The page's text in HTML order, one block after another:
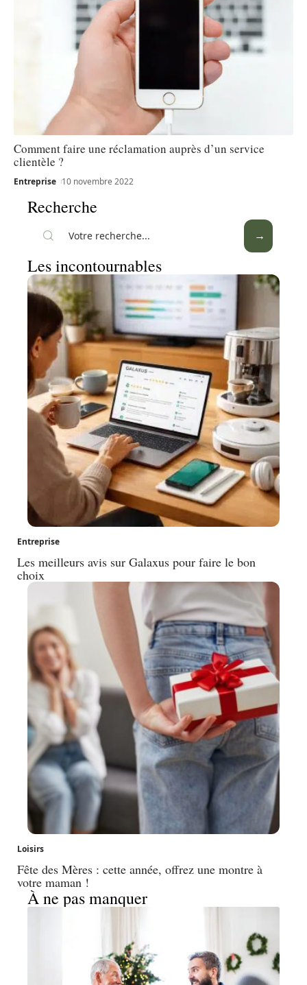
Comment faire une réclamation auprès d’un service
clientèle ?
Entreprise 10 novembre 2022
Recherche
Les incontournables
Entreprise
Les meilleurs avis sur Galaxus pour faire le bon
choix
Loisirs
Fête des Mères : cette année, offrez une montre à
votre maman !
À ne pas manquer